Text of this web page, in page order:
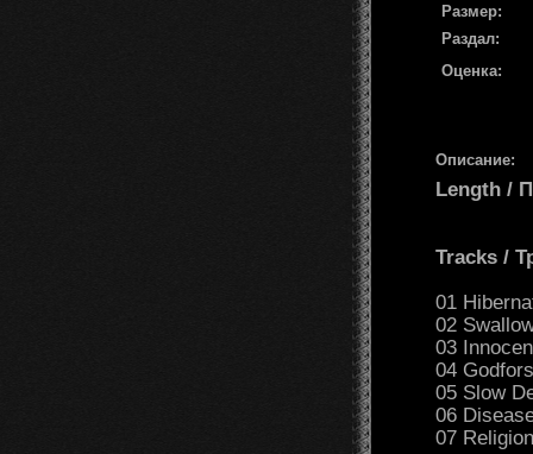
Размер:
Раздал:
Оценка:
Описание:
Length /
Tracks /
01
02
03
04
05 Slow
06
07